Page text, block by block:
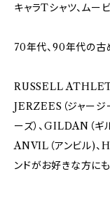
キャラTシャツ、ムー
70年代、90年代の古
RUSSELL
JERZEES（ジャージ
ーズ）、GILDAN（ギ
ANVIL（アンビル)、
ンドがお好きな方に